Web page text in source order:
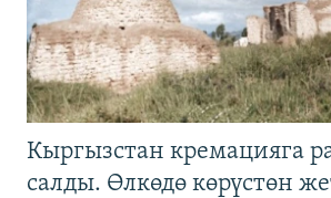
Кыргызстан кремацияга
салды. Өлкөдө көрүстөн